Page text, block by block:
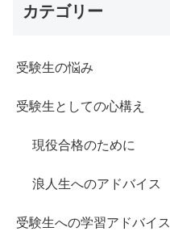
カテゴリー
受験生の悩み
受験生としての心構え
現役合格のために
浪人生へのアドバイス
受験生への学習アドバイス